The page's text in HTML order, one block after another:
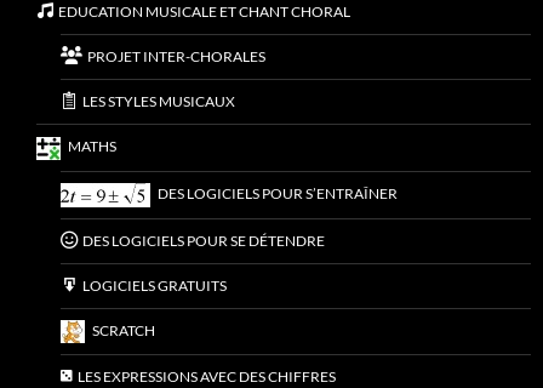
EDUCATION MUSICALE ET CHANT CHORAL
PROJET INTER-CHORALES
LES STYLES MUSICAUX
MATHS
DES LOGICIELS POUR S’ENTRAÎNER
DES LOGICIELS POUR SE DÉTENDRE
LOGICIELS GRATUITS
SCRATCH
LES EXPRESSIONS AVEC DES CHIFFRES